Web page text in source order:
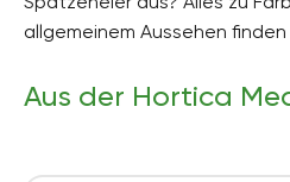
allgemeinem Aussehen finden
Aus der Hortica